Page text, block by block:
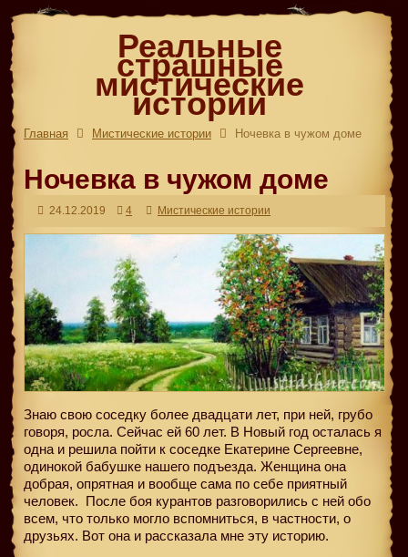
Реальные
страшные
мистические
истории
Главная Мистические истории Ночевка в чужом доме
Ночевка в чужом доме
24.12.2019 4 Мистические истории
Знаю свою соседку более двадцати лет, при ней, грубо
говоря, росла. Сейчас ей 60 лет. В Новый год осталась я
одна и решила пойти к соседке Екатерине Сергеевне,
одинокой бабушке нашего подъезда. Женщина она
добрая, опрятная и вообще сама по себе приятный
человек. После боя курантов разговорились с ней обо
всем, что только могло вспомниться, в частности, о
друзьях. Вот она и рассказала мне эту историю.